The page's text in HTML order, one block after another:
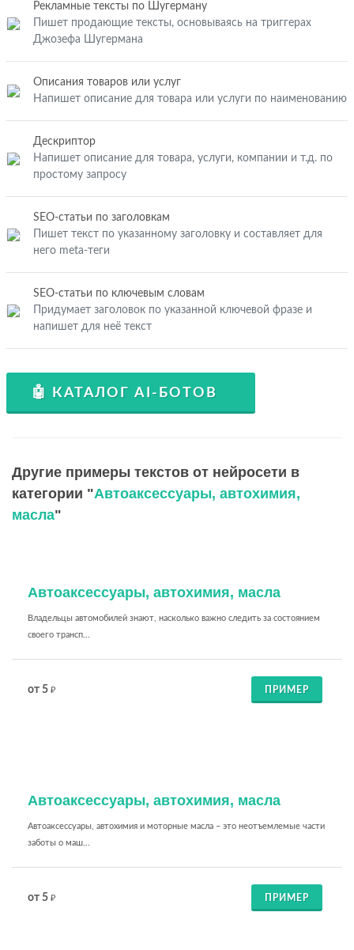
Рекламные тексты по Шугерману
Пишет продающие тексты, основываясь на триггерах
Джозефа Шугермана
Описания товаров или услуг
Напишет описание для товара или услуги по наименованию
Дескриптор
Напишет описание для товара, услуги, компании и т.д. по
простому запросу
SEO-статьи по заголовкам
Пишет текст по указанному заголовку и составляет для
него meta-теги
SEO-статьи по ключевым словам
Придумает заголовок по указанной ключевой фразе и
напишет для неё текст
🤖 КАТАЛОГ AI-БОТОВ
Другие примеры текстов от нейросети в
категории "Автоаксессуары, автохимия,
масла"
Автоаксессуары, автохимия, масла
Владельцы автомобилей знают, насколько важно следить за состоянием
своего трансп...
от 5 ₽ ПРИМЕР
Автоаксессуары, автохимия, масла
Автоаксессуары, автохимия и моторные масла – это неотъемлемые части
заботы о маш...
от 5 ₽ ПРИМЕР